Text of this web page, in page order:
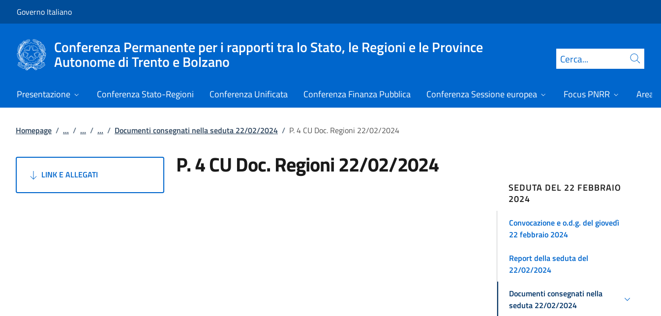
Governo Italiano
Conferenza Permanente per i rapporti tra lo Stato, le Regioni e le Province
Autonome di Trento e Bolzano Cerca
Presentazione Conferenza Stato-Regioni Conferenza Unificata Conferenza Finanza Pubblica Conferenza Sessione europea Focus PNRR Area
Homepage / ... / ... / ... / Documenti consegnati nella seduta 22/02/2024 / P. 4 CU Doc. Regioni 22/02/2024
LINK E ALLEGATI P. 4 CU Doc. Regioni 22/02/2024
SEDUTA DEL 22 FEBBRAIO
2024
Convocazione e o.d.g. del giovedì
22 febbraio 2024
Report della seduta del
22/02/2024
Documenti consegnati nella
seduta 22/02/2024